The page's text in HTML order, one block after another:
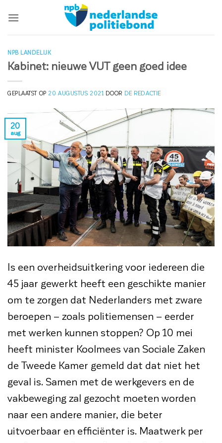
naar
NPB LANDELIJK
Kabinet: nieuwe VUT geen goed idee
GEPLAATST OP 20 AUGUSTUS 2021 DOOR DE REDACTIE
20
aug
Is een overheidsuitkering voor iedereen die
45 jaar gewerkt heeft een geschikte manier
om te zorgen dat Nederlanders met zware
beroepen – zoals politiemensen – eerder
met werken kunnen stoppen? Op 10 mei
heeft minister Koolmees van Sociale Zaken
de Tweede Kamer gemeld dat dat niet het
geval is. Samen met de werkgevers en de
vakbeweging zal gezocht moeten worden
naar een andere manier, die beter
uitvoerbaar en efficiënter is. Maatwerk per